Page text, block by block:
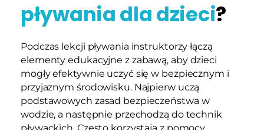
pływania dla dzieci?
Podczas lekcji pływania instruktorzy łączą
elementy edukacyjne z zabawą, aby dzieci
mogły efektywnie uczyć się w bezpiecznym i
przyjaznym środowisku. Najpierw uczą
podstawowych zasad bezpieczeństwa w
wodzie, a następnie przechodzą do technik